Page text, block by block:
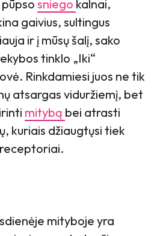
sniego kalnai,
gaivius, sultingus
ir į mūsų šalį, sako
tinklo „Iki“
Rinkdamiesi juos ne tik
atsargas viduržiemį, bet
mitybą bei atrasti
kuriais džiaugtųsi tiek
mityboje yra